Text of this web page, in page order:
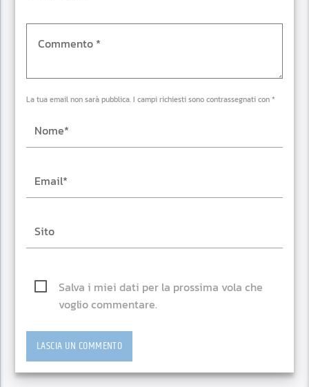
La tua email non sarà pubblica. I campi richiesti sono contrassegnati con *
Salva i miei dati per la prossima vola che
voglio commentare.